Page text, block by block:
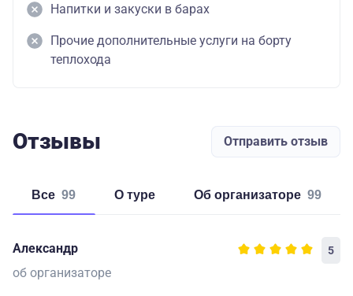
Напитки и закуски в барах
Прочие дополнительные услуги на борту
теплохода
Отзывы Отправить отзыв
Все 99 о туре об организаторе 99
Александр 5
об организаторе